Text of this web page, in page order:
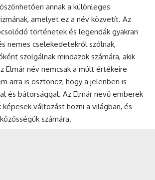
annak a különleges
amelyet ez a név közvetít. Az
történetek és legendák gyakran
nemes cselekedetekről szólnak,
szolgálnak mindazok számára, akik
Elmár név nemcsak a múlt értékeire
arra is ösztönöz, hogy a jelenben is
és bátorsággal. Az Elmár nevű emberek
képesek változást hozni a világban, és
számára.